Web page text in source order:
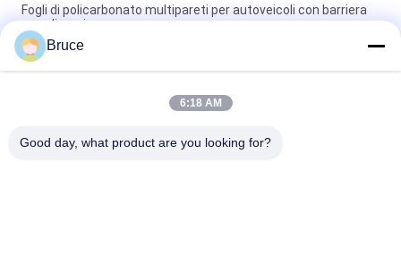
Fogli di policarbonato multipareti per autoveicoli con barriera
aerodinamica
Lastre in policarbonato multistrato da 25 mm per barriere
aerodinamiche per camion ad alto impatto
pannelli di policarbonato a doppia parete arancioni, foglio
Bruce
6:18 AM
Good day, what product are you looking for?